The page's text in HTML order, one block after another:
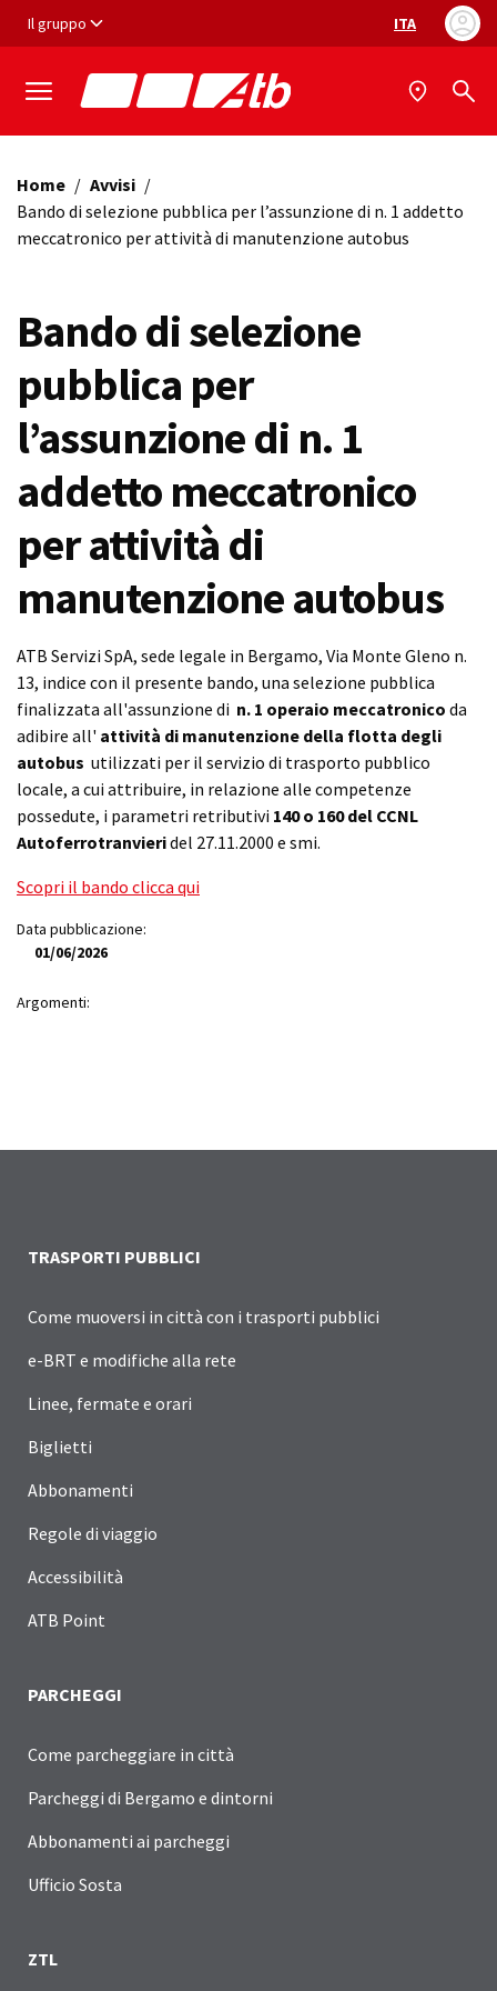
Vai ai contenuti
Vai al footer
Il gruppo Selezione
ITA
Home / Avvisi /
Bando di selezione pubblica per l’assunzione di n. 1 addetto
meccatronico per attività di manutenzione autobus
Bando di selezione
pubblica per
l’assunzione di n. 1
addetto meccatronico
per attività di
manutenzione autobus
ATB Servizi SpA, sede legale in Bergamo, Via Monte Gleno n.
13, indice con il presente bando, una selezione pubblica
finalizzata all'assunzione di n. 1 operaio meccatronico da
adibire all' attività di manutenzione della flotta degli
autobus utilizzati per il servizio di trasporto pubblico
locale, a cui attribuire, in relazione alle competenze
possedute, i parametri retributivi 140 o 160 del CCNL
Autoferrotranvieridel 27.11.2000 e smi.
Scopri il bando clicca qui
Data pubblicazione:
01/06/2026
Argomenti:
TRASPORTI PUBBLICI
Come muoversi in città con i trasporti pubblici
e-BRT e modifiche alla rete
Linee, fermate e orari
Biglietti
Abbonamenti
Regole di viaggio
Accessibilità
ATB Point
PARCHEGGI
Come parcheggiare in città
Parcheggi di Bergamo e dintorni
Abbonamenti ai parcheggi
Ufficio Sosta
ZTL